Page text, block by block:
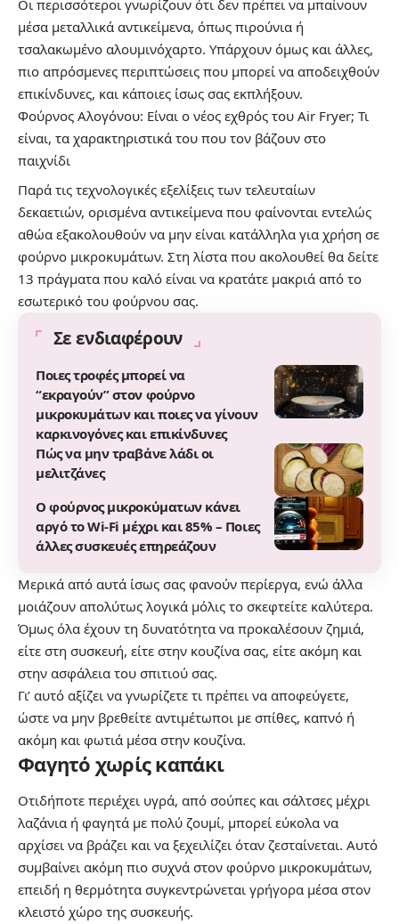
Οι περισσότεροι γνωρίζουν ότι δεν πρέπει να μπαίνουν
μέσα μεταλλικά αντικείμενα, όπως πιρούνια ή
τσαλακωμένο αλουμινόχαρτο. Υπάρχουν όμως και άλλες,
πιο απρόσμενες περιπτώσεις που μπορεί να αποδειχθούν
επικίνδυνες, και κάποιες ίσως σας εκπλήξουν.
Φούρνος Αλογόνου: Είναι ο νέος εχθρός του Air Fryer; Τι
είναι, τα χαρακτηριστικά του που τον βάζουν στο
παιχνίδι
Παρά τις τεχνολογικές εξελίξεις των τελευταίων
δεκαετιών, ορισμένα αντικείμενα που φαίνονται εντελώς
αθώα εξακολουθούν να μην είναι κατάλληλα για χρήση σε
φούρνο μικροκυμάτων. Στη λίστα που ακολουθεί θα δείτε
13 πράγματα που καλό είναι να κρατάτε μακριά από το
εσωτερικό του φούρνου σας.
Σε ενδιαφέρουν
Ποιες τροφές μπορεί να
“εκραγούν” στον φούρνο
μικροκυμάτων και ποιες να γίνουν
καρκινογόνες και επικίνδυνες
Πώς να μην τραβάνε λάδι οι
μελιτζάνες
Ο φούρνος μικροκύματων κάνει
αργό το Wi-Fi μέχρι και 85% – Ποιες
άλλες συσκευές επηρεάζουν
Μερικά από αυτά ίσως σας φανούν περίεργα, ενώ άλλα
μοιάζουν απολύτως λογικά μόλις το σκεφτείτε καλύτερα.
Όμως όλα έχουν τη δυνατότητα να προκαλέσουν ζημιά,
είτε στη συσκευή, είτε στην κουζίνα σας, είτε ακόμη και
στην ασφάλεια του σπιτιού σας.
Γι’ αυτό αξίζει να γνωρίζετε τι πρέπει να αποφεύγετε,
ώστε να μην βρεθείτε αντιμέτωποι με σπίθες, καπνό ή
ακόμη και φωτιά μέσα στην κουζίνα.
Φαγητό χωρίς καπάκι
Οτιδήποτε περιέχει υγρά, από σούπες και σάλτσες μέχρι
λαζάνια ή φαγητά με πολύ ζουμί, μπορεί εύκολα να
αρχίσει να βράζει και να ξεχειλίζει όταν ζεσταίνεται. Αυτό
συμβαίνει ακόμη πιο συχνά στον φούρνο μικροκυμάτων,
επειδή η θερμότητα συγκεντρώνεται γρήγορα μέσα στον
κλειστό χώρο της συσκευής.